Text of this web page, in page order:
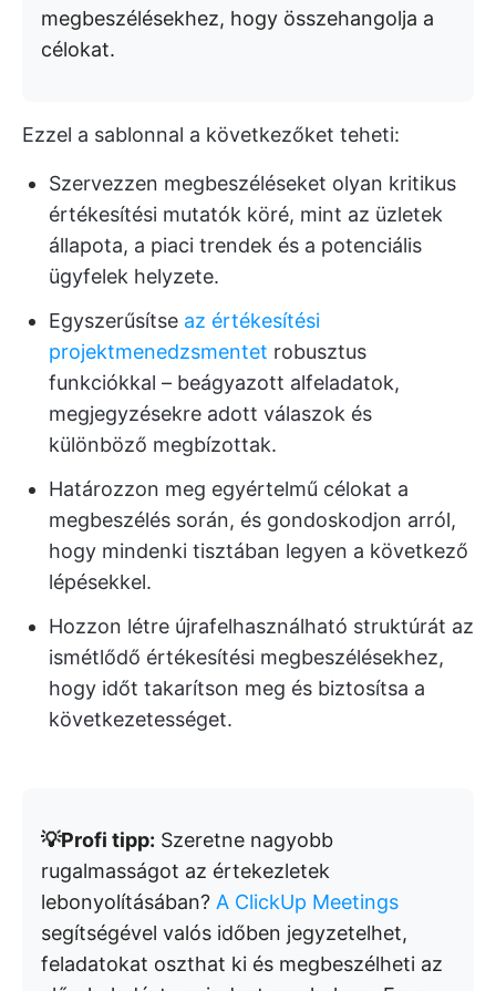
megbeszélésekhez, hogy összehangolja a
célokat.
Ezzel a sablonnal a következőket teheti:
Szervezzen megbeszéléseket olyan kritikus
értékesítési mutatók köré, mint az üzletek
állapota, a piaci trendek és a potenciális
ügyfelek helyzete.
Egyszerűsítse az értékesítési
projektmenedzsmentet robusztus
funkciókkal – beágyazott alfeladatok,
megjegyzésekre adott válaszok és
különböző megbízottak.
Határozzon meg egyértelmű célokat a
megbeszélés során, és gondoskodjon arról,
hogy mindenki tisztában legyen a következő
lépésekkel.
Hozzon létre újrafelhasználható struktúrát az
ismétlődő értékesítési megbeszélésekhez,
hogy időt takarítson meg és biztosítsa a
következetességet.
💡Profi tipp: Szeretne nagyobb
rugalmasságot az értekezletek
lebonyolításában? A ClickUp Meetings
segítségével valós időben jegyzetelhet,
feladatokat oszthat ki és megbeszélheti az